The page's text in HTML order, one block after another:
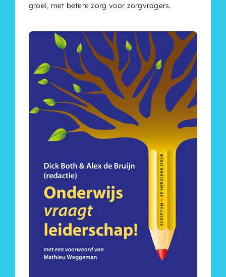
groei, met betere zorg voor zorgvragers.